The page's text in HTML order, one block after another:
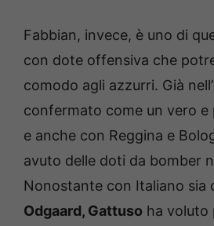
Fabbian, invece, è uno di
con dote offensiva che
comodo agli azzurri. Già
confermato come un vero
e anche con Reggina e
avuto delle doti da bomber
Nonostante con Italiano sia
Odgaard, Gattuso ha voluto